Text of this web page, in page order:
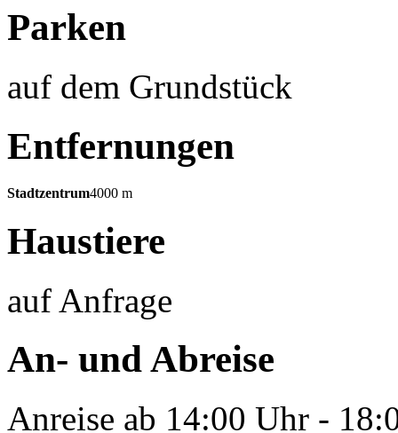
Parken
auf dem Grundstück
Entfernungen
Stadtzentrum4000 m
Haustiere
auf Anfrage
An- und Abreise
Anreise ab 14:00 Uhr -